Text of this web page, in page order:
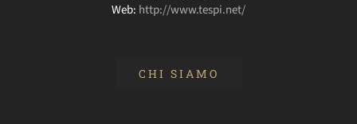
Web: http://www.tespi.net/
CHI SIAMO